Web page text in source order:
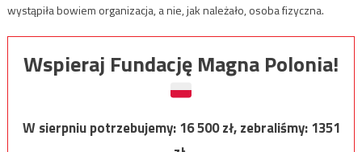
wystąpiła bowiem organizacja, a nie, jak należało, osoba fizyczna.
Wspieraj Fundację Magna Polonia!
W sierpniu potrzebujemy:16 500zł, zebraliśmy:1351